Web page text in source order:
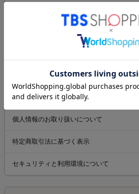
よくあるご質問
お問い合わせ
個人情報のお取り扱いについて
特定商取引法に基づく表示
セキュリティと利用環境について